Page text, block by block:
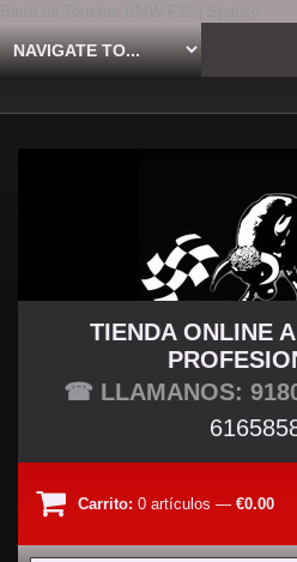
TU TIENDA
TIENDA ONLINE
☎ LLAMANOS:
Carrito: 0 artículos — €0.00